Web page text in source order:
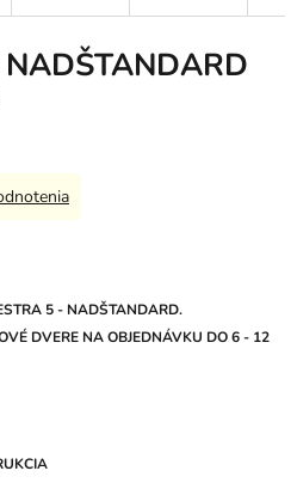
5 - NADŠTANDARD.
DVERE NA OBJEDNÁVKU DO 6 - 12